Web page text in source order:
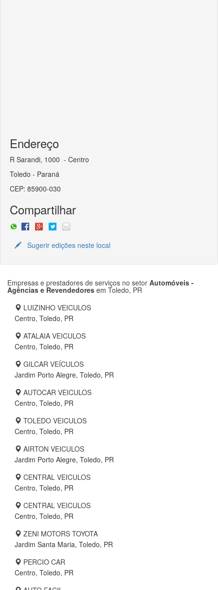
Endereço
R Sarandi, 1000 - Centro
Toledo - Paraná
CEP: 85900-030
Compartilhar
Sugerir edições neste local
Empresas e prestadores de serviços no setor Automóveis -
Agências e Revendedores em Toledo, PR
LUIZINHO VEICULOS
Centro, Toledo, PR
ATALAIA VEICULOS
Centro, Toledo, PR
GILCAR VEÍCULOS
Jardim Porto Alegre, Toledo, PR
AUTOCAR VEICULOS
Centro, Toledo, PR
TOLEDO VEICULOS
Centro, Toledo, PR
AIRTON VEICULOS
Jardim Porto Alegre, Toledo, PR
CENTRAL VEICULOS
Centro, Toledo, PR
CENTRAL VEICULOS
Centro, Toledo, PR
ZENI MOTORS TOYOTA
Jardim Santa Maria, Toledo, PR
PERCIO CAR
Centro, Toledo, PR